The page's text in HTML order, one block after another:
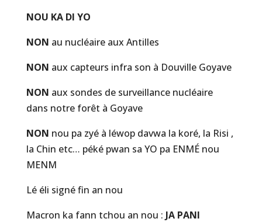
NOU KA DI YO
NON au nucléaire aux Antilles
NON aux capteurs infra son à Douville Goyave
NON aux sondes de surveillance nucléaire
dans notre forêt à Goyave
NON nou pa zyé à léwop davwa la koré, la Risi ,
la Chin etc… péké pwan sa YO pa ENMÉ nou
MENM
Lé éli signé fin an nou
Macron ka fann tchou an nou : JA PANI